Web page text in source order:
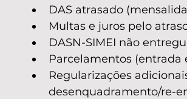
DAS atrasado
Multas e juros pelo
DASN-SIMEI não
Parcelamentos (entrada
Regularizações
desenquadramento/re-